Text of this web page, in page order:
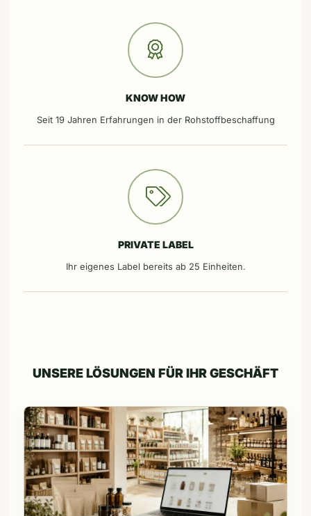
KNOW HOW
Seit 19 Jahren Erfahrungen in der Rohstoffbeschaffung
PRIVATE LABEL
Ihr eigenes Label bereits ab 25 Einheiten.
UNSERE LÖSUNGEN FÜR IHR GESCHÄFT